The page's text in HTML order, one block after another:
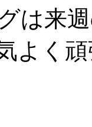
は来
よく